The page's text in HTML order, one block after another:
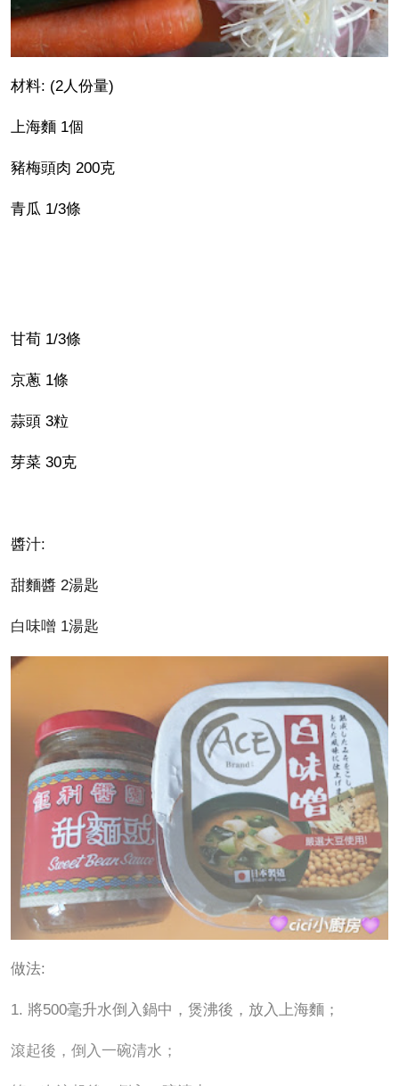
材料: (2人份量)
上海麵 1個
豬梅頭肉 200克
青瓜 1/3條
甘荀 1/3條
京蔥 1條
蒜頭 3粒
芽菜 30克
醬汁:
甜麵醬 2湯匙
白味噌 1湯匙
做法:
1. 將500毫升水倒入鍋中，煲沸後，放入上海麵；
滾起後，倒入一碗清水；